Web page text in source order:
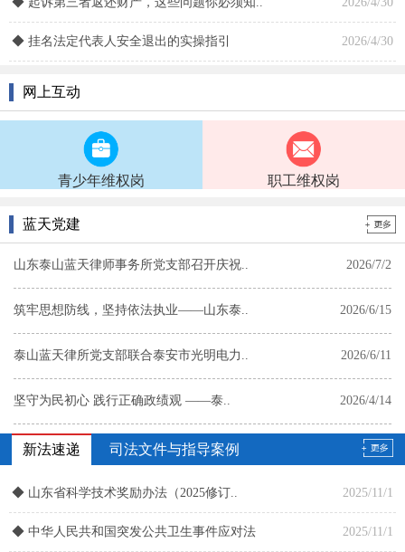
赵建刚 赵曙光
网上互动
青少年维权岗 职工维权岗
蓝天党建
山东泰山蓝天律师事务所党支部召开庆祝.. 2026/7/2
筑牢思想防线，坚持依法执业——山东泰.. 2026/6/15
泰山蓝天律所党支部联合泰安市光明电力.. 2026/6/11
坚守为民初心 践行正确政绩观 ——泰.. 2026/4/14
党建赋能 同心同行—— 泰山蓝天律所.. 2026/3/30
山东泰山蓝天律师事务所党支部召开树立.. 2026/3/16
山东泰山蓝天律师事务所党支部专题学习.. 2026/3/16
新法速递 司法文件与指导案例
2025/11/1
◆ 山东省科学技术奖励办法（2025修订..
2025/11/1
◆ 中华人民共和国突发公共卫生事件应对法